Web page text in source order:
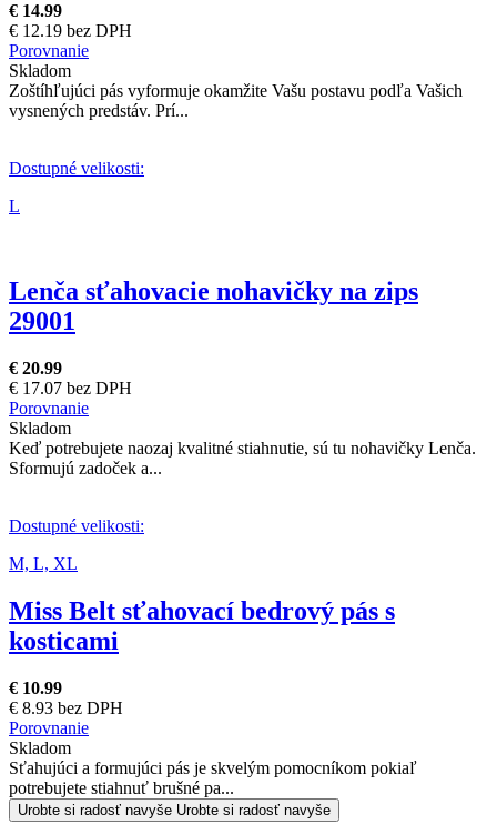
€ 14.99
€ 12.19 bez DPH
Porovnanie
Skladom
Zoštíhľujúci pás vyformuje okamžite Vašu postavu podľa Vašich
vysnených predstáv. Prí...
Dostupné velikosti:
L
Lenča sťahovacie nohavičky na zips
29001
€ 20.99
€ 17.07 bez DPH
Porovnanie
Skladom
Keď potrebujete naozaj kvalitné stiahnutie, sú tu nohavičky Lenča.
Sformujú zadoček a...
Dostupné velikosti:
M, L, XL
Miss Belt sťahovací bedrový pás s
kosticami
€ 10.99
€ 8.93 bez DPH
Porovnanie
Skladom
Sťahujúci a formujúci pás je skvelým pomocníkom pokiaľ
potrebujete stiahnuť brušné pa...
Urobte si radosť navyše Urobte si radosť navyše